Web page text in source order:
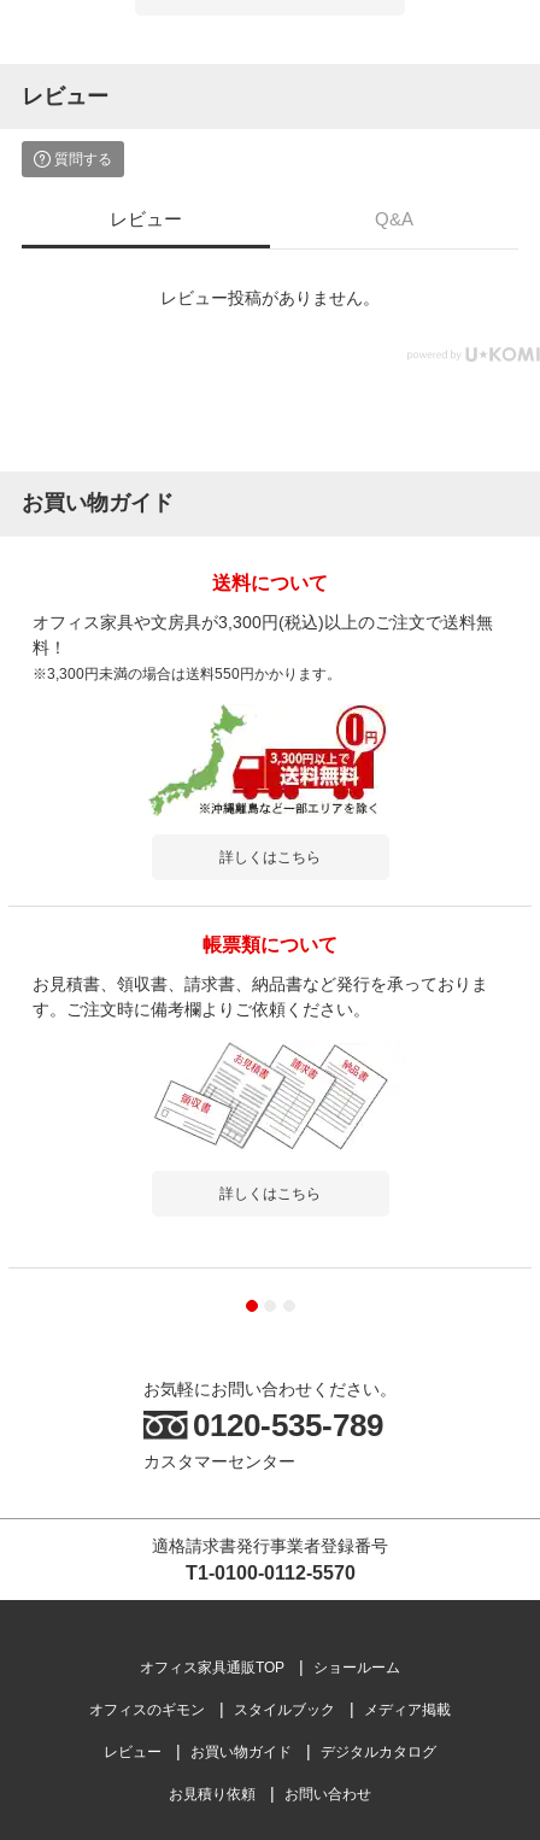
レビュー
質問する
レビュー Q&A
レビュー投稿がありません。
お買い物ガイド
送料について
オフィス家具や文房具が3,300円(税込)以上のご注文で送料無
料！
※3,300円未満の場合は送料550円かかります。
詳しくはこちら
帳票類について
お見積書、領収書、請求書、納品書など発行を承っておりま
す。ご注文時に備考欄よりご依頼ください。
詳しくはこちら
お気軽にお問い合わせください。
0120-535-789
カスタマーセンター
適格請求書発行事業者登録番号
T1-0100-0112-5570
オフィス家具通販TOP ショールーム
オフィスのギモン スタイルブック メディア掲載
レビュー お買い物ガイド デジタルカタログ
お見積り依頼 お問い合わせ